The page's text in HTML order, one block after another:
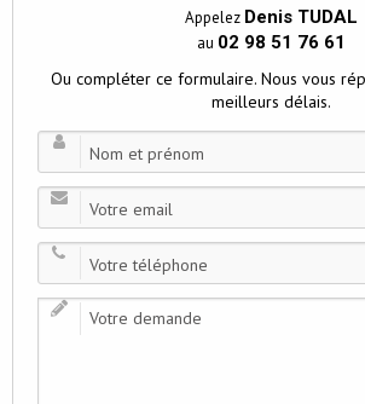
Appelez Denis TUDAL
au 02 98 51 76 61
Ou compléter ce formulaire. Nous vous
meilleurs délais.